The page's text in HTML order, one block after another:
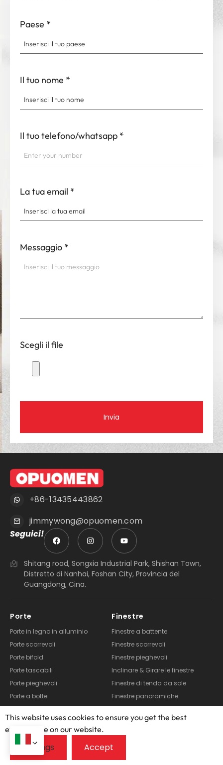
Paese *
Il tuo nome *
Il tuo telefono/whatsapp *
La tua email *
Messaggio *
Scegli il file
Invia
+86-13435443862
jimmywong@opuomen.com
Seguici!
Shitang road, Songxia Industrial Park, Shishan Town,
Distretto di Nanhai, Foshan City, Provincia del
Guangdong, Cina.
Porte
Porte in legno in alluminio
Porte scorrevoli
Porte bifold
Porte tascabili
Porte pieghevoli
Porte a botte
Porta in PVC
Finestre
Finestre a battente
Finestre scorrevoli
Finestre pieghevoli
Inclinare & Girare le finestre
Finestre di tenda da sole
Finestre panoramiche
Edificio & Sistemi
ausiliari esterni
Pergola
Video
Chi siamo
This website uses cookies to ensure you get the best
exprerience on our website.